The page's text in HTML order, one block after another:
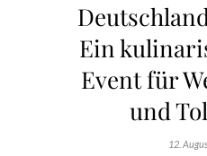
Ein
Event für
und
12.